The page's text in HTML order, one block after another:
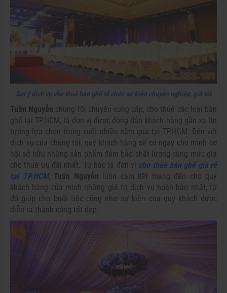
Gợi ý dịch vụ cho thuê bàn ghế tổ chức sự kiện chuyên nghiệp, giá tốt
Tuấn Nguyễn chúng tôi chuyên cung cấp, cho thuê các loại bàn
ghế tại TP.HCM, là đơn vị được đông đảo khách hàng gần xa tin
tưởng lựa chọn trong suốt nhiều năm qua tại TP.HCM. Đến với
dịch vụ của chúng tôi, quý khách hàng sẽ có ngay cho mình cơ
hội sở hữu những sản phẩm đảm bảo chất lượng cùng mức giá
cho thuê ưu đãi nhất. Tự hào là đơn vị cho thuê bàn ghế giá rẻ
tại TP.HCM, Tuấn Nguyễn luôn cam kết mang đến cho quý
khách hàng của mình những giá trị dịch vụ hoàn hảo nhất, từ
đó giúp cho buổi tiệc cũng như sự kiện của quý khách được
diễn ra thành công tốt đẹp.